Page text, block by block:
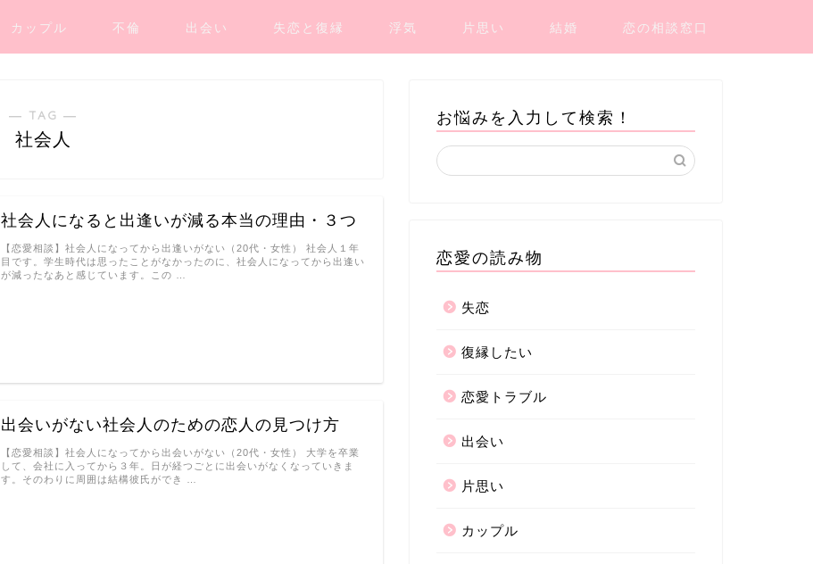
カップル 不倫 出会い 失恋と復縁 浮気 片思い 結婚 恋の相談窓口
― TAG ―
社会人
社会人になると出逢いが減る本当の理由・３つ
【恋愛相談】社会人になってから出逢いがない（20代・女性） 社会人１年
目です。学生時代は思ったことがなかったのに、社会人になってから出逢い
が減ったなあと感じています。この …
出会いがない社会人のための恋人の見つけ方
【恋愛相談】社会人になってから出会いがない（20代・女性） 大学を卒業
して、会社に入ってから３年。日が経つごとに出会いがなくなっていきま
す。そのわりに周囲は結構彼氏ができ …
お悩みを入力して検索！
恋愛の読み物
失恋
復縁したい
恋愛トラブル
出会い
片思い
カップル